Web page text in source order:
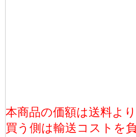
本商品の価額は送料よ
買う側は輸送コストを